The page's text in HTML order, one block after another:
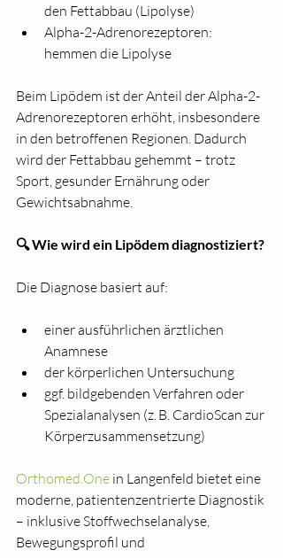
den Fettabbau (Lipolyse)
Alpha-2-Adrenorezeptoren:
hemmen die Lipolyse
Beim Lipödem ist der Anteil der Alpha-2-
Adrenorezeptoren erhöht, insbesondere
in den betroffenen Regionen. Dadurch
wird der Fettabbau gehemmt – trotz
Sport, gesunder Ernährung oder
Gewichtsabnahme.
🔍 Wie wird ein Lipödem diagnostiziert?
Die Diagnose basiert auf:
einer ausführlichen ärztlichen
Anamnese
der körperlichen Untersuchung
ggf. bildgebenden Verfahren oder
Spezialanalysen (z. B. CardioScan zur
Körperzusammensetzung)
Orthomed.One in Langenfeld bietet eine
moderne, patientenzentrierte Diagnostik
– inklusive Stoffwechselanalyse,
Bewegungsprofil und